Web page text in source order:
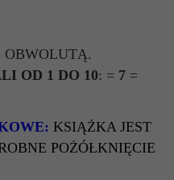
OBWOLUTĄ.
OD 1 DO 10: = 7 =
KSIĄŻKA JEST
POŻÓŁKNIĘCIE